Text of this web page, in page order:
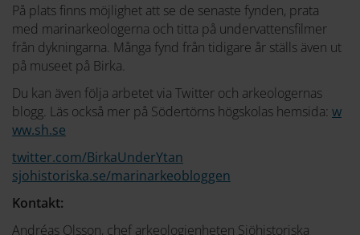
På plats finns möjlighet att se de senaste fynden, prata
med marinarkeologerna och titta på undervattensfilmer
från dykningarna. Många fynd från tidigare år ställs även ut
på museet på Birka.
Du kan även följa arbetet via Twitter och arkeologernas
blogg. Läs också mer på Södertörns högskolas hemsida: w
ww.sh.se
twitter.com/BirkaUnderYtan
sjohistoriska.se/marinarkeobloggen
Kontakt:
Andréas Olsson, chef arkeologienheten Sjöhistoriska